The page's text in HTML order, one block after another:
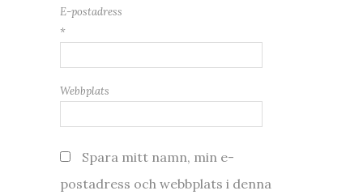
E-postadress
*
Webbplats
Spara mitt namn, min e-
postadress och webbplats i denna